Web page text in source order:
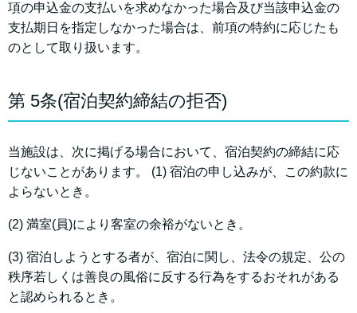
項の申込金の支払いを求めなかった場合及び当該申込金の
支払期日を指定しなかった場合は、前項の特約に応じたも
のとして取り扱います。
第 5条(宿泊契約締結の拒否)
当施設は、次に掲げる場合において、宿泊契約の締結に応
じないことがあります。 (1) 宿泊の申し込みが、この約款に
よらないとき。
(2) 満室(員)により客室の余裕がないとき。
(3) 宿泊しようとする者が、宿泊に関し、法令の規定、公の
秩序若しくは善良の風俗に反する行為をするおそれがある
と認められるとき。